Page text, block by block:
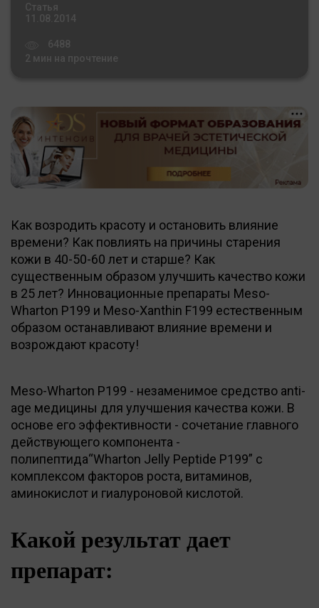
Статья
11.08.2014
6488
2 мин на прочтение
Как возродить красоту и остановить влияние
времени? Как повлиять на причины старения
кожи в 40-50-60 лет и старше? Как
существенным образом улучшить качество кожи
в 25 лет? Инновационные препараты Meso-
Wharton P199 и Meso-Xanthin F199 естественным
образом останавливают влияние времени и
возрождают красоту!
Meso-Wharton P199 - незаменимое средство anti-
age медицины для улучшения качества кожи. В
основе его эффективности - сочетание главного
действующего компонента -
полипептида“Wharton Jelly Peptide P199” с
комплексом факторов роста, витаминов,
аминокислот и гиалуроновой кислотой.
Какой результат дает
препарат: